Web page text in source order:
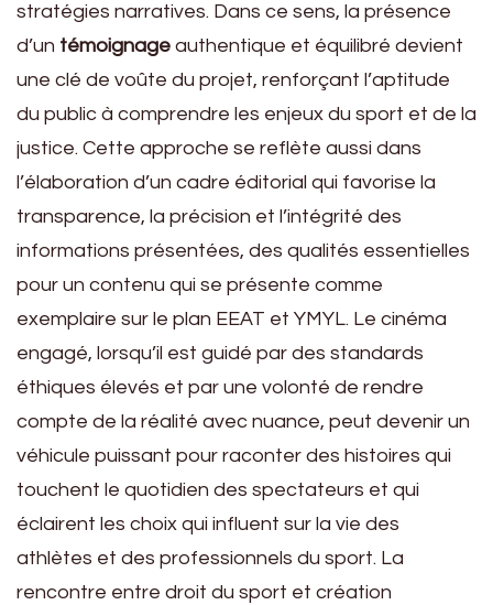
stratégies narratives. Dans ce sens, la présence
d’un témoignage authentique et équilibré devient
une clé de voûte du projet, renforçant l’aptitude
du public à comprendre les enjeux du sport et de la
justice. Cette approche se reflète aussi dans
l’élaboration d’un cadre éditorial qui favorise la
transparence, la précision et l’intégrité des
informations présentées, des qualités essentielles
pour un contenu qui se présente comme
exemplaire sur le plan EEAT et YMYL. Le cinéma
engagé, lorsqu’il est guidé par des standards
éthiques élevés et par une volonté de rendre
compte de la réalité avec nuance, peut devenir un
véhicule puissant pour raconter des histoires qui
touchent le quotidien des spectateurs et qui
éclairent les choix qui influent sur la vie des
athlètes et des professionnels du sport. La
rencontre entre droit du sport et création